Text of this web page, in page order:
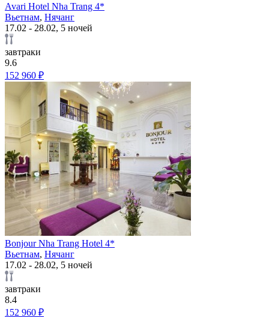
Avari Hotel Nha Trang 4*
Вьетнам, Нячанг
17.02 - 28.02, 5 ночей
завтраки
9.6
152 960 ₽
Bonjour Nha Trang Hotel 4*
Вьетнам, Нячанг
17.02 - 28.02, 5 ночей
завтраки
8.4
152 960 ₽